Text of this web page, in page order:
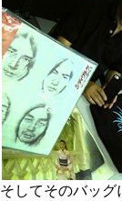
そしてそのバッグ